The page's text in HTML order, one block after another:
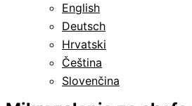
English
Deutsch
Hrvatski
Čeština
Slovenčina